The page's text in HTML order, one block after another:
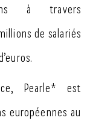
à travers
de salariés
Pearle* est
européennes au